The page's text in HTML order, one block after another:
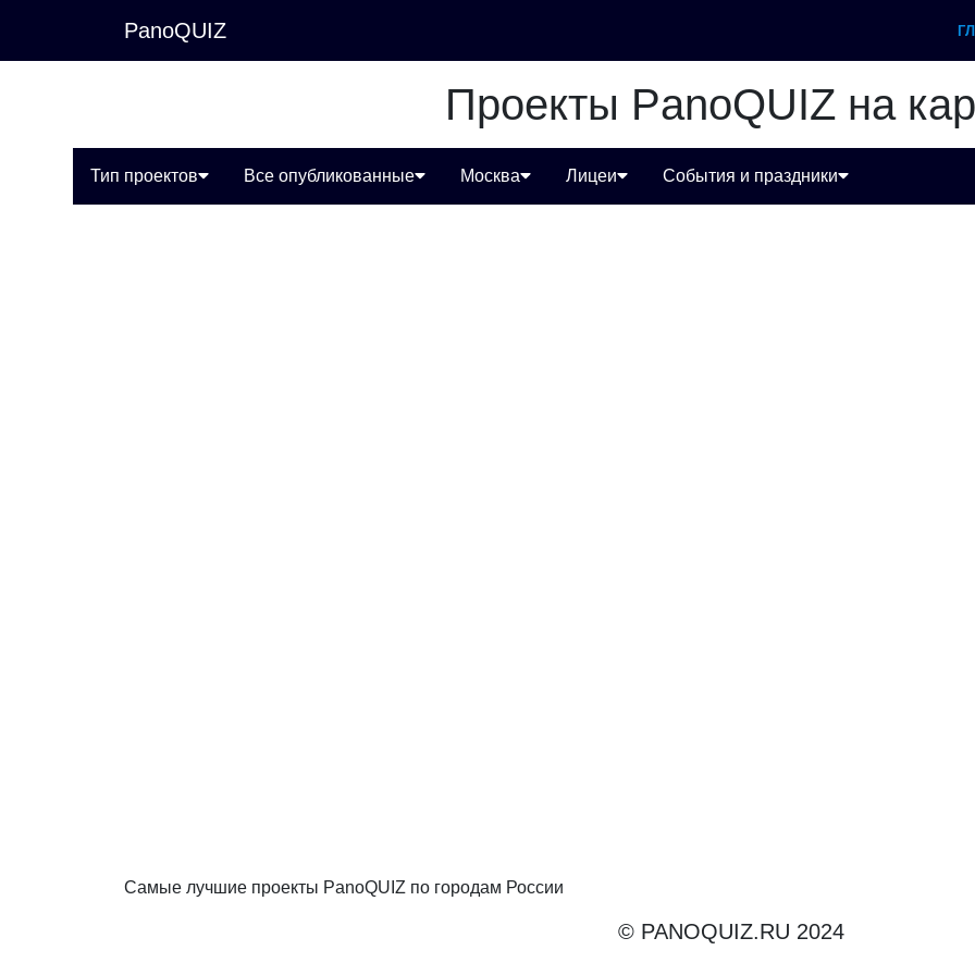
PanoQUIZ
Проекты PanoQUIZ на
Тип проектов Все опубликованные Москва Лицеи События и праздники
Самые лучшие проекты PanoQUIZ по городам России
© PANOQUIZ.RU 2024